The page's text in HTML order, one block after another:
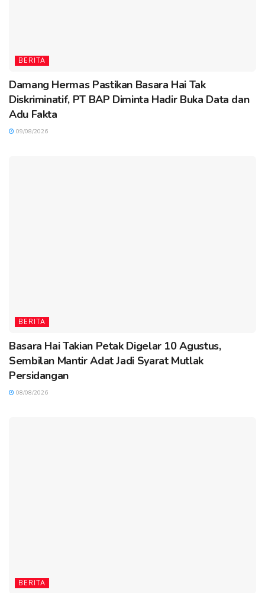
BERITA
Damang Hermas Pastikan Basara Hai Tak
Diskriminatif, PT BAP Diminta Hadir Buka Data dan
Adu Fakta
09/08/2026
BERITA
Basara Hai Takian Petak Digelar 10 Agustus,
Sembilan Mantir Adat Jadi Syarat Mutlak
Persidangan
08/08/2026
BERITA